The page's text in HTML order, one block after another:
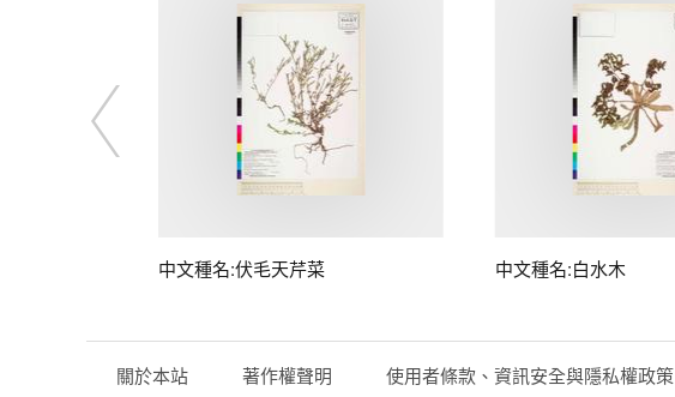
中文種名:伏毛天芹菜 中文種名:白水木
關於本站 著作權聲明 使用者條款、資訊安全與隱私權政策